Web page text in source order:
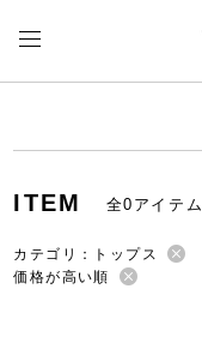
ITEM 全0アイテム
カテゴリ：トップス
価格が高い順